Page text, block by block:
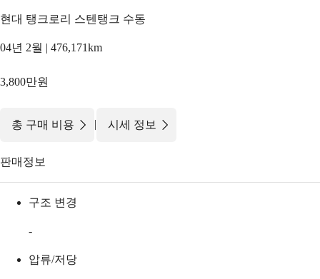
현대 탱크로리 스텐탱크 수동
04년 2월 | 476,171km
3,800만원
총 구매 비용 | 시세 정보
판매정보
구조 변경
-
압류/저당